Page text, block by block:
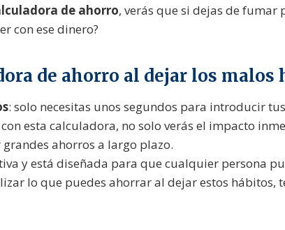
de ahorro, verás que si dejas de
con ese dinero?
de ahorro al dejar los malos
: solo necesitas unos segundos para introducir
con esta calculadora, no solo verás el impacto
ahorros a largo plazo.
y está diseñada para que cualquier persona
lo que puedes ahorrar al dejar estos